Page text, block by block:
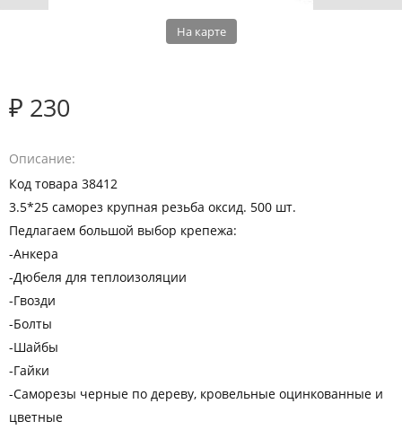
На карте
₽ 230
Описание
Код товара 38412
3.5*25 саморез крупная резьба оксид. 500 шт.
Педлагаем большой выбор крепежа:
-Анкера
-Дюбеля для теплоизоляции
-Гвозди
-Болты
-Шайбы
-Гайки
-Саморезы черные по дереву, кровельные оцинкованные и
цветные